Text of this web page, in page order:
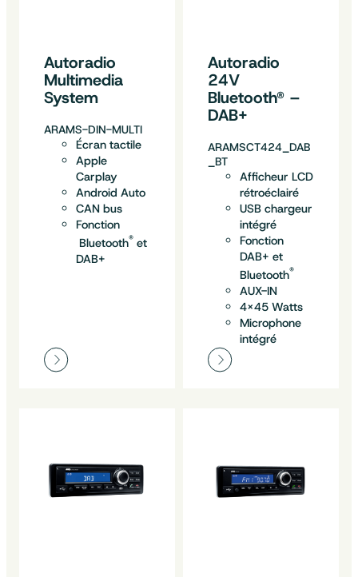
Autoradio
Multimedia
System
ARAMS-DIN-MULTI
Écran tactile
Apple
Carplay
Android Auto
CAN bus
Fonction
Bluetooth® et
DAB+
Autoradio
24V
Bluetooth® –
DAB+
ARAMSCT424_DAB
_BT
Afficheur LCD
rétroéclairé
USB chargeur
intégré
Fonction
DAB+ et
Bluetooth®
AUX-IN
4×45 Watts
Microphone
intégré